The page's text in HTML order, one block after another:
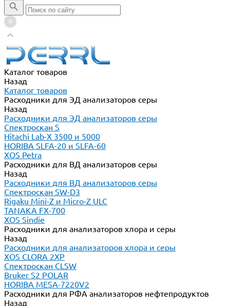
Каталог товаров
Назад
Каталог товаров
Расходники для ЭД анализаторов серы
Назад
Расходники для ЭД анализаторов серы
Спектроскан S
Hitachi Lab-X 3500 и 5000
HORIBA SLFA-20 и SLFA-60
XOS Petra
Расходники для ВД анализаторов серы
Назад
Расходники для ВД анализаторов серы
Спектроскан SW-D3
Rigaku Mini-Z и Micro-Z ULC
TANAKA FX-700
XOS Sindie
Расходники для анализаторов хлора и серы
Назад
Расходники для анализаторов хлора и серы
XOS CLORA 2XP
Спектроскан CLSW
Bruker S2 POLAR
HORIBA MESA-7220V2
Расходники для РФА анализаторов нефтепродуктов
Назад